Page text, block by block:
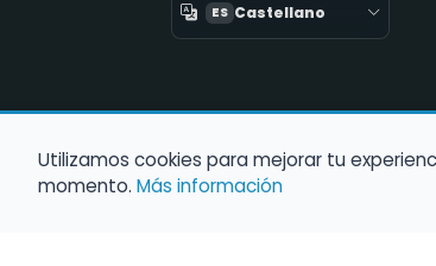
ES Castellano
Utilizamos cookies para mejorar tu
momento. Más información